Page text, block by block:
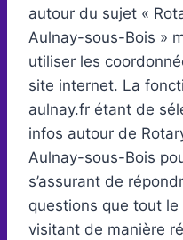
autour du sujet «
Aulnay-sous-Bois »
utiliser les
site internet. La
aulnay.fr étant de
infos autour de
Aulnay-sous-Bois
s’assurant de
questions que tout
visitant de manière